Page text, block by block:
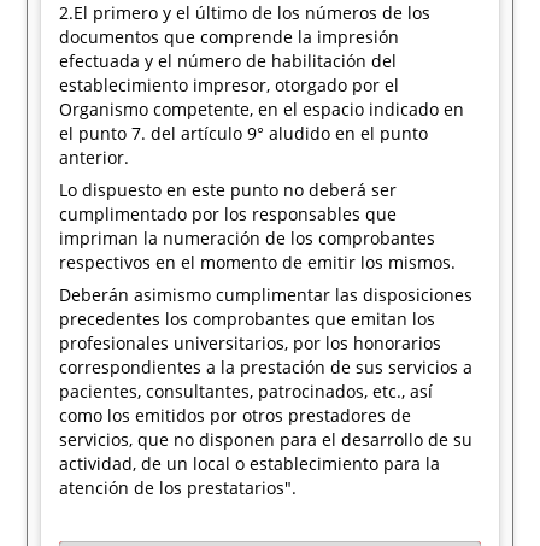
2.El primero y el último de los números de los
documentos que comprende la impresión
efectuada y el número de habilitación del
establecimiento impresor, otorgado por el
Organismo competente, en el espacio indicado en
el punto 7. del artículo 9° aludido en el punto
anterior.
Lo dispuesto en este punto no deberá ser
cumplimentado por los responsables que
impriman la numeración de los comprobantes
respectivos en el momento de emitir los mismos.
Deberán asimismo cumplimentar las disposiciones
precedentes los comprobantes que emitan los
profesionales universitarios, por los honorarios
correspondientes a la prestación de sus servicios a
pacientes, consultantes, patrocinados, etc., así
como los emitidos por otros prestadores de
servicios, que no disponen para el desarrollo de su
actividad, de un local o establecimiento para la
atención de los prestatarios".